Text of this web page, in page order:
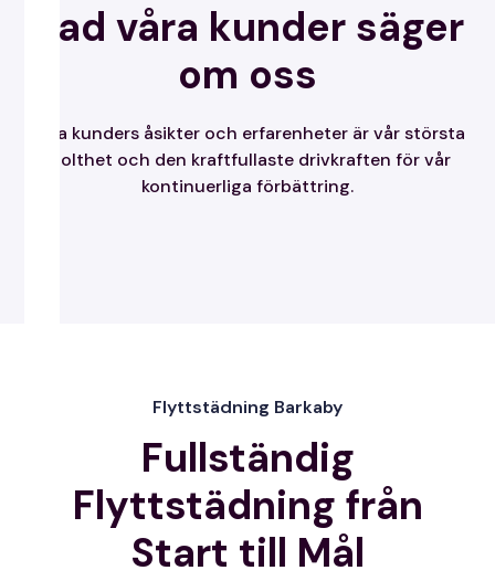
Vad våra kunder säger
om oss
Våra kunders åsikter och erfarenheter är vår största
stolthet och den kraftfullaste drivkraften för vår
kontinuerliga förbättring.
Flyttstädning Barkaby
Fullständig
Flyttstädning från
Start till Mål